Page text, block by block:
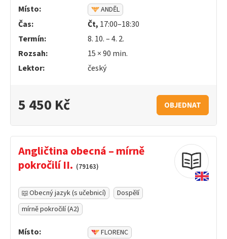
Místo: ANDĚL
Čas: Čt, 17:00–18:30
Termín:
8. 10. – 4. 2.
Rozsah:
15 ×90 min.
Lektor:
český
5 450 Kč OBJEDNAT
Angličtina obecná – mírně
pokročilí II. (79163)
Obecný jazyk (s učebnicí)
Dospělí
mírně pokročilí (A2)
Místo: FLORENC